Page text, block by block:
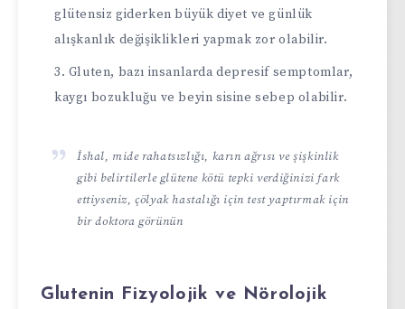
glütensiz giderken büyük diyet ve günlük
alışkanlık değişiklikleri yapmak zor olabilir.
Gluten, bazı insanlarda depresif semptomlar,
kaygı bozukluğu ve beyin sisine sebep olabilir.
İshal, mide rahatsızlığı, karın ağrısı ve şişkinlik
gibi belirtilerle glütene kötü tepki verdiğinizi fark
ettiyseniz, çölyak hastalığı için test yaptırmak için
bir doktora görünün
Glutenin Fizyolojik ve Nörolojik